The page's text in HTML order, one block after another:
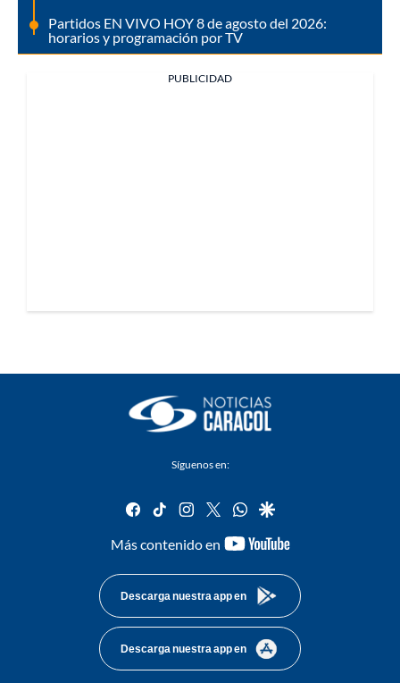
Partidos EN VIVO HOY 8 de agosto del 2026:
horarios y programación por TV
PUBLICIDAD
Síguenos en:
facebook
tiktok instagram
twitterwhatsapp
google
Más contenido en
youtube-
Descarga nuestra app en
Descarga nuestra app en